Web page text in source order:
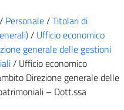
/ Personale/Titolari di
/ Ufficio economico
generale delle gestioni
/ Ufficio economico
Direzione generale delle
– Dott.ssa